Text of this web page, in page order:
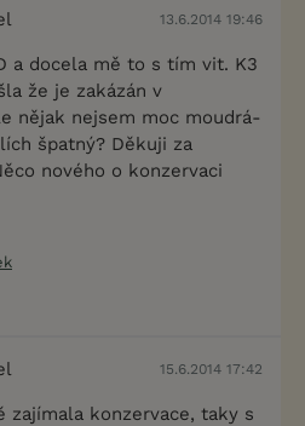
13.6.2014 19:46
a docela mě to s tím vit. K3
že je zakázán v
nějak nejsem moc moudrá-
špatný? Děkuji za
nového o konzervaci
15.6.2014 17:42
zajímala konzervace, taky s